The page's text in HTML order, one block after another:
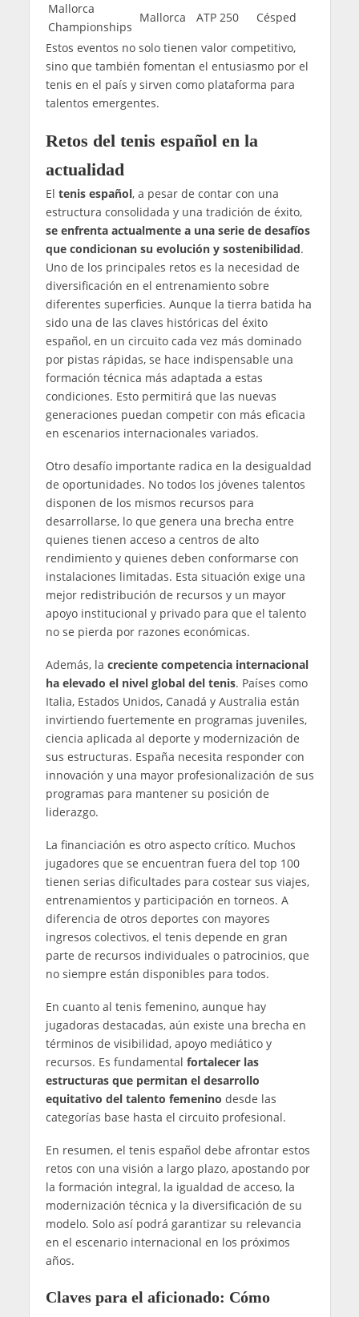
Mallorca
Championships
Mallorca ATP 250
Césped
Estos eventos no solo tienen valor competitivo,
sino que también fomentan el entusiasmo por el
tenis en el país y sirven como plataforma para
talentos emergentes.
Retos del tenis español en la
actualidad
El tenis español, a pesar de contar con una
estructura consolidada y una tradición de éxito,
se enfrenta actualmente a una serie de desafíos
que condicionan su evolución y sostenibilidad.
Uno de los principales retos es la necesidad de
diversificación en el entrenamiento sobre
diferentes superficies. Aunque la tierra batida ha
sido una de las claves históricas del éxito
español, en un circuito cada vez más dominado
por pistas rápidas, se hace indispensable una
formación técnica más adaptada a estas
condiciones. Esto permitirá que las nuevas
generaciones puedan competir con más eficacia
en escenarios internacionales variados.
Otro desafío importante radica en la desigualdad
de oportunidades. No todos los jóvenes talentos
disponen de los mismos recursos para
desarrollarse, lo que genera una brecha entre
quienes tienen acceso a centros de alto
rendimiento y quienes deben conformarse con
instalaciones limitadas. Esta situación exige una
mejor redistribución de recursos y un mayor
apoyo institucional y privado para que el talento
no se pierda por razones económicas.
Además, la creciente competencia internacional
ha elevado el nivel global del tenis. Países como
Italia, Estados Unidos, Canadá y Australia están
invirtiendo fuertemente en programas juveniles,
ciencia aplicada al deporte y modernización de
sus estructuras. España necesita responder con
innovación y una mayor profesionalización de sus
programas para mantener su posición de
liderazgo.
La financiación es otro aspecto crítico. Muchos
jugadores que se encuentran fuera del top 100
tienen serias dificultades para costear sus viajes,
entrenamientos y participación en torneos. A
diferencia de otros deportes con mayores
ingresos colectivos, el tenis depende en gran
parte de recursos individuales o patrocinios, que
no siempre están disponibles para todos.
En cuanto al tenis femenino, aunque hay
jugadoras destacadas, aún existe una brecha en
términos de visibilidad, apoyo mediático y
recursos. Es fundamental fortalecer las
estructuras que permitan el desarrollo
equitativo del talento femenino desde las
categorías base hasta el circuito profesional.
En resumen, el tenis español debe afrontar estos
retos con una visión a largo plazo, apostando por
la formación integral, la igualdad de acceso, la
modernización técnica y la diversificación de su
modelo. Solo así podrá garantizar su relevancia
en el escenario internacional en los próximos
años.
Claves para el aficionado: Cómo